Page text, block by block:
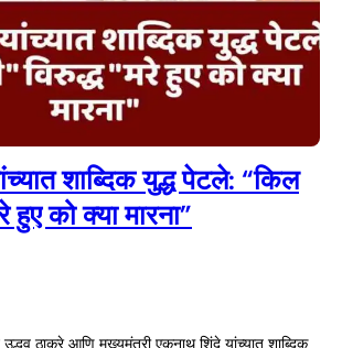
शाब्दिक युद्ध पेटले: “किल
हुए को क्या मारना”
ठाकरे आणि मुख्यमंत्री एकनाथ शिंदे यांच्यात शाब्दिक